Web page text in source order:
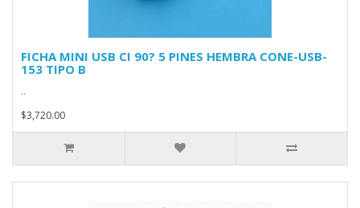
FICHA MINI USB CI 90? 5 PINES HEMBRA CONE-USB-
153 TIPO B
..
$3,720.00